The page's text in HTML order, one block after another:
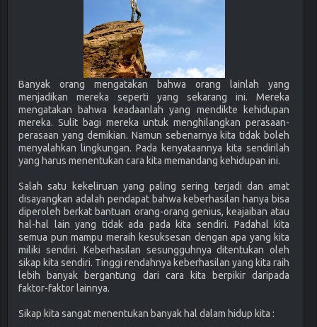
Banyak orang mengatakan bahwa orang lainlah yang
menjadikan mereka seperti yang sekarang ini. Mereka
mengatakan bahwa keadaanlah yang mendikte kehidupan
mereka. Sulit bagi mereka untuk menghilangkan perasaan-
perasaan yang demikian. Namun sebenarnya kita tidak boleh
menyalahkan lingkungan. Pada kenyataannya kita sendirilah
yang harus menentukan cara kita memandang kehidupan ini.
Salah satu kekeliruan yang paling sering terjadi dan amat
disayangkan adalah pendapat bahwa keberhasilan hanya bisa
diperoleh berkat bantuan orang-orang genius, keajaiban atau
hal-hal lain yang tidak ada pada kita sendiri. Padahal kita
semua pun mampu meraih kesuksesan dengan apa yang kita
miliki sendiri. Keberhasilan sesungguhnya ditentukan oleh
sikap kita sendiri. Tinggi rendahnya keberhasilan yang kita raih
lebih banyak bergantung dari cara kita berpikir daripada
faktor-faktor lainnya.
Sikap kita sangat menentukan banyak hal dalam hidup kita :